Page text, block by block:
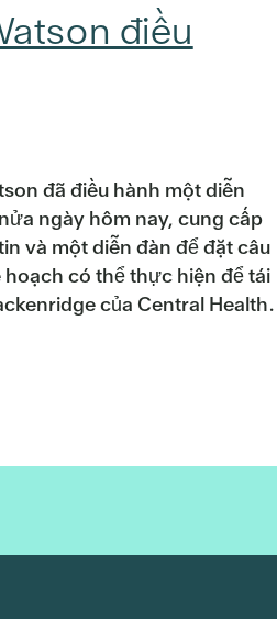
điều
đã điều hành một diễn
ngày hôm nay, cung cấp
và một diễn đàn để đặt câu
hoạch có thể thực hiện để tái
của Central Health.